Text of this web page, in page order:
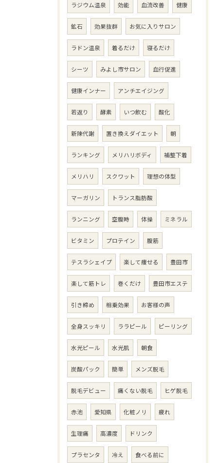
ラジウム温泉 効能 血流改善 健康
鉱石 効果抜群 お気に入りサロン
ラドン温泉 着るだけ 寝るだけ
シーツ みよし市サロン 血行促進
健康インナー アンチエイジング
若返り 酵素 いつ飲む 酸化
新陳代謝 置き換えダイエット 朝
ランキング メリハリボディ 補整下着
メリハリ スクワット 理想の体型
マーガリン トランス脂肪酸
ランニング 空腹時 体操 ミネラル
ビタミン プロテイン 腹筋
テスラシェイプ 楽して痩せる 豊田市
楽して筋トレ 巻くだけ 豊田市エステ
引き締め 相乗効果 お客様の声
全身スッキリ ララピール ピーリング
水光ピール 水光肌 朝食
炭酸パック 簡単 メンズ脱毛
脱毛デビュー 痛くない脱毛 ヒゲ脱毛
赤池 愛知県 化粧ノリ 疲れ
生理痛 高濃度 ドリンク
プラセンタ 冷え 食べる前に